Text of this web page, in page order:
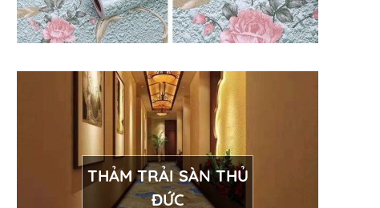
THẢM TRẢI SÀN THỦ
ĐỨC